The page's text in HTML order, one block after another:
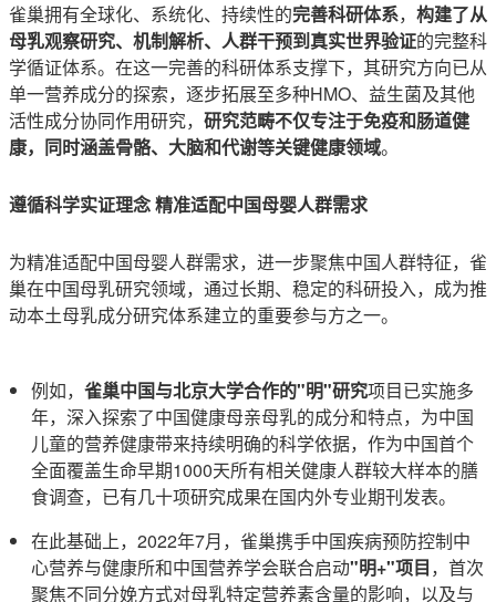
雀巢拥有全球化、系统化、持续性的完善科研体系， 构建了从
母乳观察研究、机制解析、人群干预到真实世界验证的完整科
学循证体系。在这一完善的科研体系支撑下，其研究方向已从
单一营养成分的探索，逐步拓展至多种HMO、益生菌及其他
活性成分协同作用研究， 研究范畴不仅专注于免疫和肠道健
康，同时涵盖骨骼、大脑和代谢等关键健康领域。
遵循科学实证理念 精准适配中国母婴人群需求
为精准适配中国母婴人群需求，进一步聚焦中国人群特征，雀
巢在中国母乳研究领域，通过长期、稳定的科研投入，成为推
动本土母乳成分研究体系建立的重要参与方之一。
例如， 雀巢中国与北京大学合作的"明"研究项目已实施多
年，深入探索了中国健康母亲母乳的成分和特点，为中国
儿童的营养健康带来持续明确的科学依据，作为中国首个
全面覆盖生命早期1000天所有相关健康人群较大样本的膳
食调查，已有几十项研究成果在国内外专业期刊发表。
在此基础上，2022年7月，雀巢携手中国疾病预防控制中
心营养与健康所和中国营养学会联合启动"明+"项目，首次
聚焦不同分娩方式对母乳特定营养素含量的影响，以及与